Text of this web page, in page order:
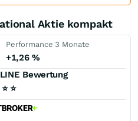
Aktie kompakt
Performance 3 Monate
+1,26%
Bewertung
⭐ ⭐